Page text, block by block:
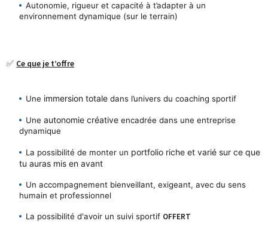
Autonomie, rigueur et capacité à t’adapter à un
environnement dynamique (sur le terrain)
✅ Ce que je t’offre
Une immersion totale dans l’univers du coaching sportif
Une autonomie créative encadrée dans une entreprise
dynamique
La possibilité de monter un portfolio riche et varié sur ce que
tu auras mis en avant
Un accompagnement bienveillant, exigeant, avec du sens
humain et professionnel
La possibilité d'avoir un suivi sportif OFFERT